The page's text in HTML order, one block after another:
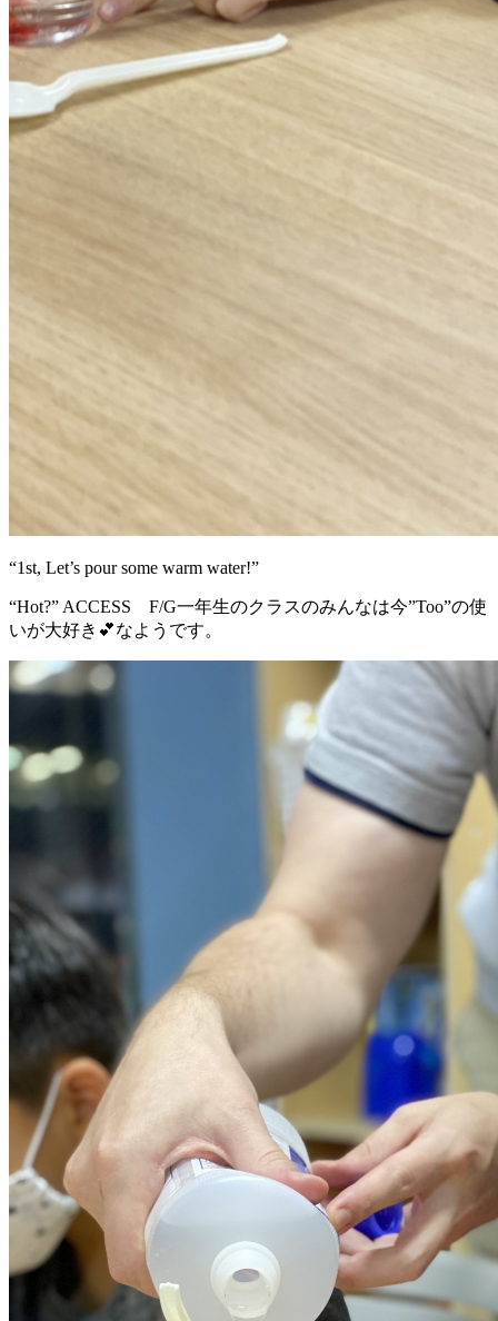
“1st, Let’s pour some warm water!”
“Hot?” ACCESS F/G一年生のクラスのみんなは今”Too”の使
いが大好き💕なようです。